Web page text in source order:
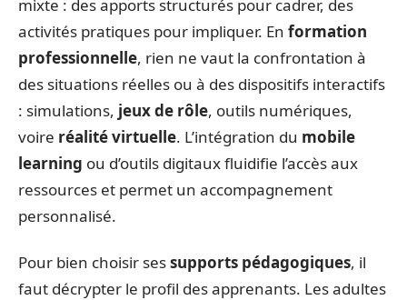
mixte : des apports structurés pour cadrer, des
activités pratiques pour impliquer. En formation
professionnelle, rien ne vaut la confrontation à
des situations réelles ou à des dispositifs interactifs
: simulations, jeux de rôle, outils numériques,
voire réalité virtuelle. L’intégration du mobile
learning ou d’outils digitaux fluidifie l’accès aux
ressources et permet un accompagnement
personnalisé.
Pour bien choisir sessupports pédagogiques, il
faut décrypter le profil des apprenants. Les adultes